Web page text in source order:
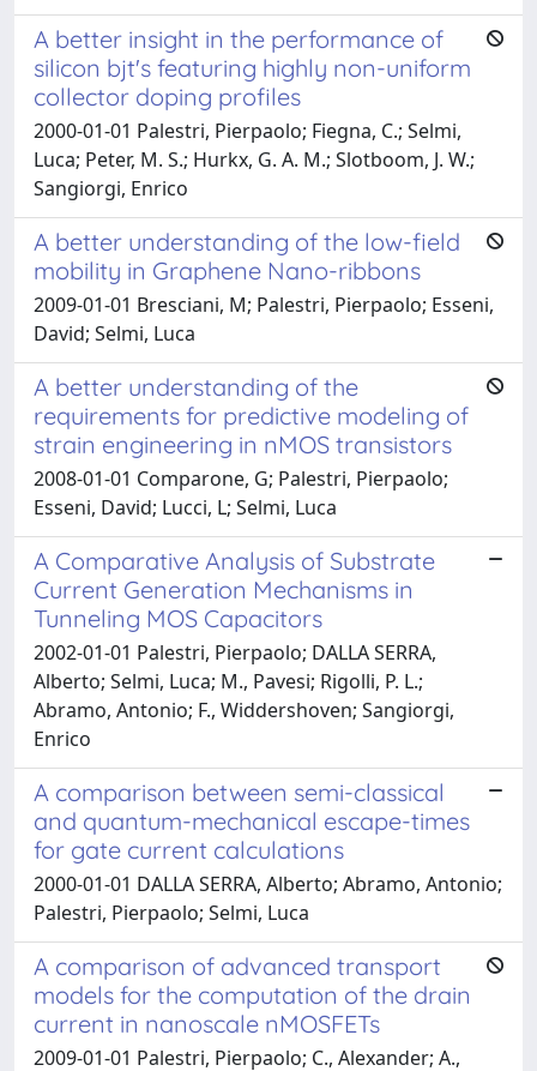
A better insight in the performance of
silicon bjt's featuring highly non-uniform
collector doping profiles
2000-01-01 Palestri, Pierpaolo; Fiegna, C.; Selmi,
Luca; Peter, M. S.; Hurkx, G. A. M.; Slotboom, J. W.;
Sangiorgi, Enrico
A better understanding of the low-field
mobility in Graphene Nano-ribbons
2009-01-01 Bresciani, M; Palestri, Pierpaolo; Esseni,
David; Selmi, Luca
A better understanding of the
requirements for predictive modeling of
strain engineering in nMOS transistors
2008-01-01 Comparone, G; Palestri, Pierpaolo;
Esseni, David; Lucci, L; Selmi, Luca
A Comparative Analysis of Substrate
Current Generation Mechanisms in
Tunneling MOS Capacitors
2002-01-01 Palestri, Pierpaolo; DALLA SERRA,
Alberto; Selmi, Luca; M., Pavesi; Rigolli, P. L.;
Abramo, Antonio; F., Widdershoven; Sangiorgi,
Enrico
A comparison between semi-classical
and quantum-mechanical escape-times
for gate current calculations
2000-01-01 DALLA SERRA, Alberto; Abramo, Antonio;
Palestri, Pierpaolo; Selmi, Luca
A comparison of advanced transport
models for the computation of the drain
current in nanoscale nMOSFETs
2009-01-01 Palestri, Pierpaolo; C., Alexander; A.,